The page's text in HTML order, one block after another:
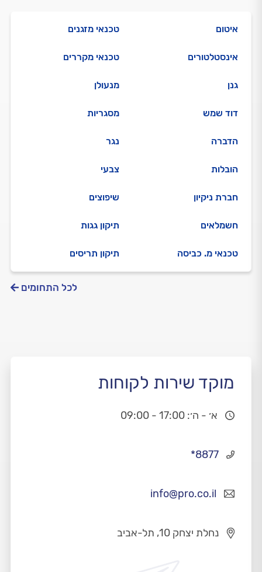
איטום
אינסטלטורים
גנן
דוד שמש
הדברה
הובלות
חברת ניקיון
חשמלאים
טכנאי מ. כביסה
טכנאי מזגנים
טכנאי מקררים
מנעולן
מסגריות
נגר
צבעי
שיפוצים
תיקון גגות
תיקון תריסים
לכל התחומים
מוקד שירות לקוחות
א׳ - ה׳: 17:00 - 09:00
info@pro.co.il
*8877
נחלת יצחק 10, תל-אביב